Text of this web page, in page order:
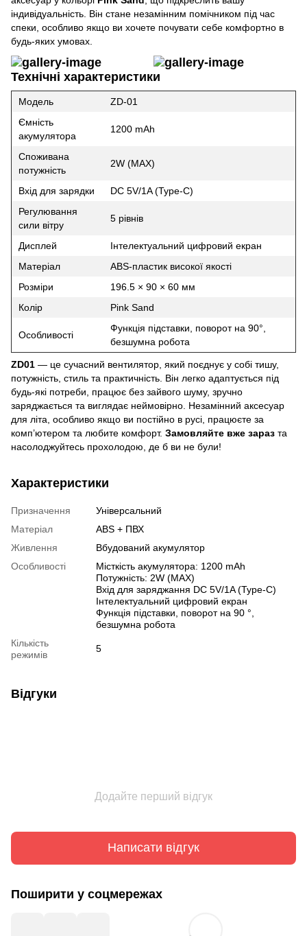
індивідуальність. Він стане незамінним помічником під час
спеки, особливо якщо ви хочете почувати себе комфортно в
будь-яких умовах.
Технічні характеристики
Модель
ZD-01
Ємність
акумулятора
1200 mAh
Споживана
потужність
2W (MAX)
Вхід для зарядки
DC 5V/1A (Type-C)
Регулювання
сили вітру
5 рівнів
Дисплей
Інтелектуальний цифровий екран
Матеріал
ABS-пластик високої якості
Розміри
196.5 × 90 × 60 мм
Колір
Pink Sand
Особливості
Функція підставки, поворот на 90°,
безшумна робота
ZD01 — це сучасний вентилятор, який поєднує у собі тишу,
потужність, стиль та практичність. Він легко адаптується під
будь-які потреби, працює без зайвого шуму, зручно
заряджається та виглядає неймовірно. Незамінний аксесуар
для літа, особливо якщо ви постійно в русі, працюєте за
комп’ютером та любите комфорт. Замовляйте вже зараз та
насолоджуйтесь прохолодою, де б ви не були!
Характеристики
Призначення
Універсальний
Матеріал
ABS + ПВХ
Живлення
Вбудований акумулятор
Особливості
Місткість акумулятора: 1200 mAh
Потужність: 2W (MAX)
Вхід для заряджання DC 5V/1A (Type-C)
Інтелектуальний цифровий екран
Функція підставки, поворот на 90 °,
безшумна робота
Кількість
режимів
5
Відгуки
Додайте перший відгук
Написати відгук
Поширити у соцмережах